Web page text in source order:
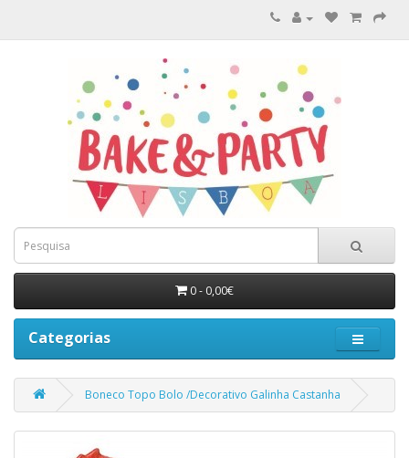
0 - 0,00€
Categorias
Boneco Topo Bolo /Decorativo Galinha Castanha